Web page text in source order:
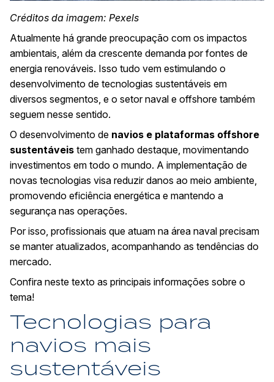
Créditos da imagem: Pexels
Atualmente há grande preocupação com os impactos
ambientais, além da crescente demanda por fontes de
energia renováveis. Isso tudo vem estimulando o
desenvolvimento de tecnologias sustentáveis em
diversos segmentos, e o setor naval e offshore também
seguem nesse sentido.
O desenvolvimento de navios e plataformas offshore
sustentáveis tem ganhado destaque, movimentando
investimentos em todo o mundo. A implementação de
novas tecnologias visa reduzir danos ao meio ambiente,
promovendo eficiência energética e mantendo a
segurança nas operações.
Por isso, profissionais que atuam na área naval precisam
se manter atualizados, acompanhando as tendências do
mercado.
Confira neste texto as principais informações sobre o
tema!
Tecnologias para
navios mais
sustentáveis